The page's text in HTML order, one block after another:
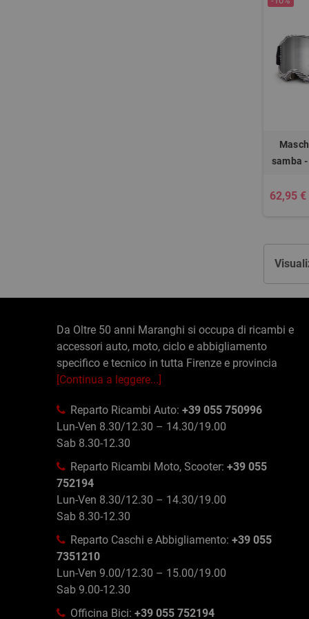
samba
62,95 €
Da Oltre 50 anni Maranghi si occupa di ricambi e
accessori auto, moto, ciclo e abbigliamento
specifico e tecnico in tutta Firenze e provincia
[Continua a leggere...]
Reparto Ricambi Auto: +39 055 750996
Lun-Ven 8.30/12.30 – 14.30/19.00
Sab 8.30-12.30
Reparto Ricambi Moto, Scooter: +39 055
752194
Lun-Ven 8.30/12.30 – 14.30/19.00
Sab 8.30-12.30
Reparto Caschi e Abbigliamento: +39 055
7351210
Lun-Ven 9.00/12.30 – 15.00/19.00
Sab 9.00-12.30
Officina Bici: +39 055 752194